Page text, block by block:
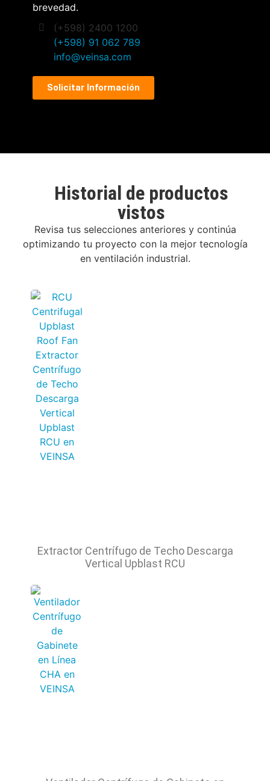
brevedad.
(+598) 2400 1200
(+598) 91 062 789
info@veinsa.com
Solicitar Información
Historial de productos
vistos
Extractor Centrífugo de Techo Descarga
Vertical Upblast RCU
Revisa tus selecciones anteriores y continúa
optimizando tu proyecto con la mejor tecnología
en ventilación industrial.